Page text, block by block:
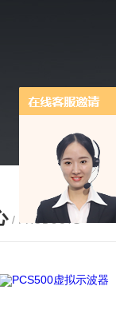
/ PRODUCTS